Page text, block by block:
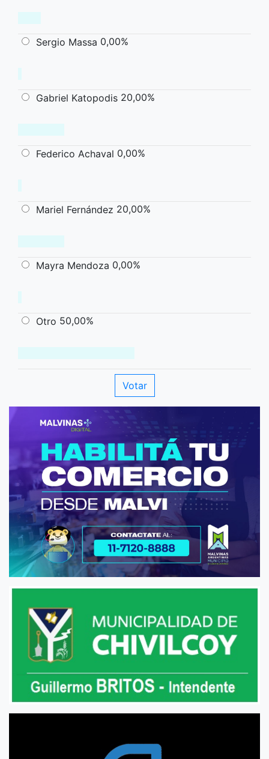
Sergio Massa 0,00%
Gabriel Katopodis 20,00%
Federico Achaval 0,00%
Mariel Fernández 20,00%
Mayra Mendoza 0,00%
Otro 50,00%